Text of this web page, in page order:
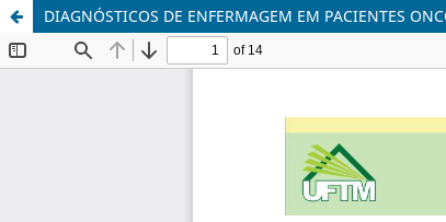
DIAGNÓSTICOS DE ENFERMAGEM EM PACIENTES